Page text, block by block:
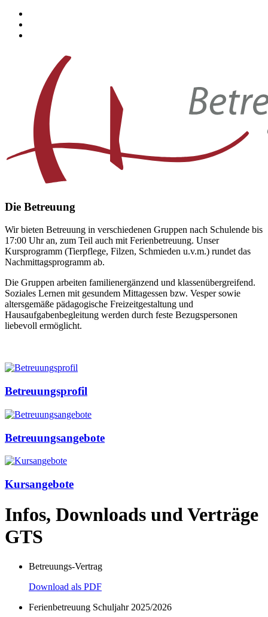
Die Betreuung
Wir bieten Betreuung in verschiedenen Gruppen nach Schulende bis
17:00 Uhr an, zum Teil auch mit Ferienbetreuung. Unser
Kursprogramm (Tierpflege, Filzen, Schmieden u.v.m.) rundet das
Nachmittagsprogramm ab.
Die Gruppen arbeiten familienergänzend und klassenübergreifend.
Soziales Lernen mit gesundem Mittagessen bzw. Vesper sowie
altersgemäße pädagogische Freizeitgestaltung und
Hausaufgabenbegleitung werden durch feste Bezugspersonen
liebevoll ermöglicht.
Betreuungsprofil
Betreuungsangebote
Kursangebote
Infos, Downloads und Verträge
GTS
Betreuungs-Vertrag
Download als PDF
Ferienbetreuung Schuljahr 2025/2026